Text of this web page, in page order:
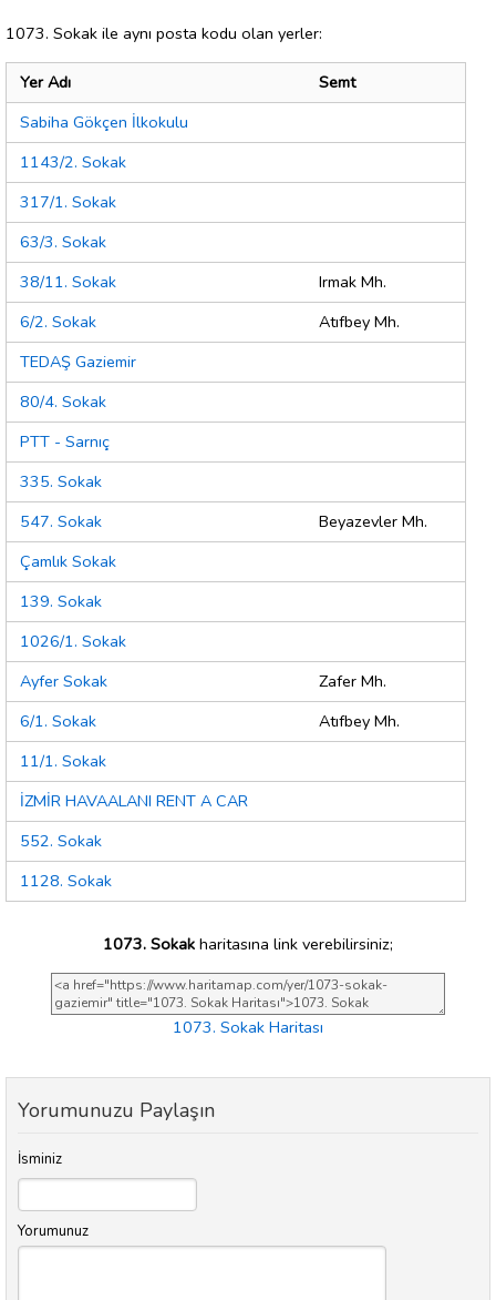
1073. Sokak ile aynı posta kodu olan yerler:
Yer Adı
Semt
Sabiha Gökçen İlkokulu
1143/2. Sokak
317/1. Sokak
63/3. Sokak
38/11. Sokak
Irmak Mh.
6/2. Sokak
Atıfbey Mh.
TEDAŞ Gaziemir
80/4. Sokak
PTT - Sarnıç
335. Sokak
547. Sokak
Beyazevler Mh.
Çamlık Sokak
139. Sokak
1026/1. Sokak
Ayfer Sokak
Zafer Mh.
6/1. Sokak
Atıfbey Mh.
11/1. Sokak
İZMİR HAVAALANI RENT A CAR
552. Sokak
1128. Sokak
1073. Sokak haritasına link verebilirsiniz;
1073. Sokak Haritası
Yorumunuzu Paylaşın
İsminiz
Yorumunuz